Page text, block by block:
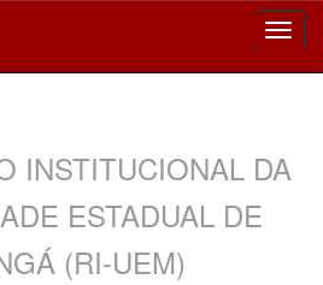
INSTITUCIONAL DA
ESTADUAL DE
(RI-UEM)